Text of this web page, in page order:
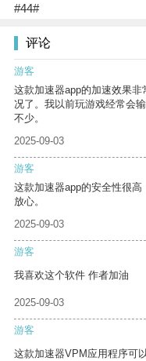
#44#
评论
游客
这款加速器app的加速效果
况了。我以前玩游戏经常会
不少。
2025-09-03
游客
这款加速器app的安全性很
放心。
2025-09-03
游客
我喜欢这个软件 作者加油
2025-09-03
游客
这款加速器VPM应用程序可